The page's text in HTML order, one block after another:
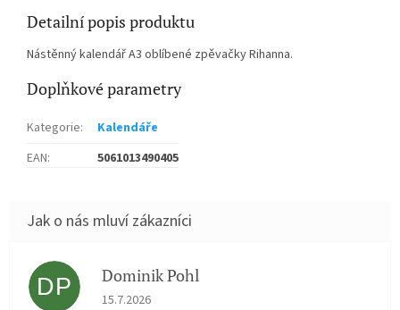
Detailní popis produktu
Nástěnný kalendář A3 oblíbené zpěvačky Rihanna.
Doplňkové parametry
Kategorie:
Kalendáře
EAN: 5061013490405
DP Dominik Pohl
Hodnocení obchodu je 5 z 5 hvězdiček.
15.7.2026